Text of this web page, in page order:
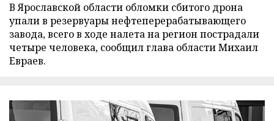
В Ярославской области обломки сбитого дрона
упали в резервуары нефтеперерабатывающего
завода, всего в ходе налета на регион пострадали
четыре человека, сообщил глава области Михаил
Евраев.